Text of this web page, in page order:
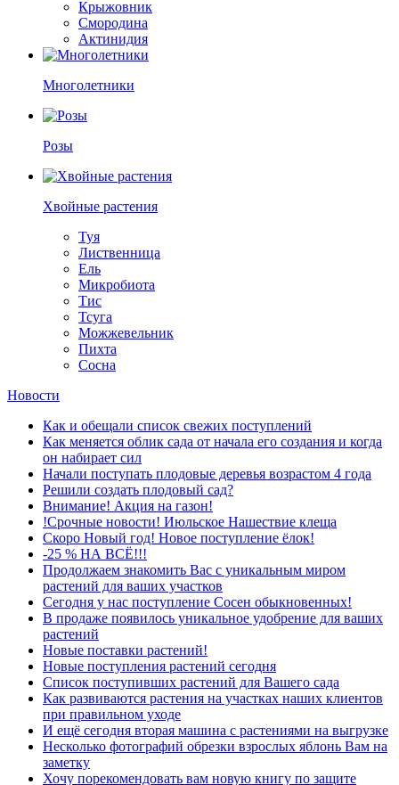
Крыжовник
Смородина
Актинидия
Многолетники
Розы
Хвойные растения
Туя
Лиственница
Ель
Микробиота
Тис
Тсуга
Можжевельник
Пихта
Сосна
Новости
Как и обещали список свежих поступлений
Как меняется облик сада от начала его создания и когда
он набирает сил
Начали поступать плодовые деревья возрастом 4 года
Решили создать плодовый сад?
Внимание! Акция на газон!
!Срочные новости! Июльское Нашествие клеща
Скоро Новый год! Новое поступление ёлок!
-25 % НА ВСЁ!!!
Продолжаем знакомить Вас с уникальным миром
растений для ваших участков
Сегодня у нас поступление Сосен обыкновенных!
В продаже появилось уникальное удобрение для ваших
растений
Новые поставки растений!
Новые поступления растений сегодня
Список поступивших растений для Вашего сада
Как развиваются растения на участках наших клиентов
при правильном уходе
И ещё сегодня вторая машина с растениями на выгрузке
Несколько фотографий обрезки взрослых яблонь Вам на
заметку
Хочу порекомендовать вам новую книгу по защите